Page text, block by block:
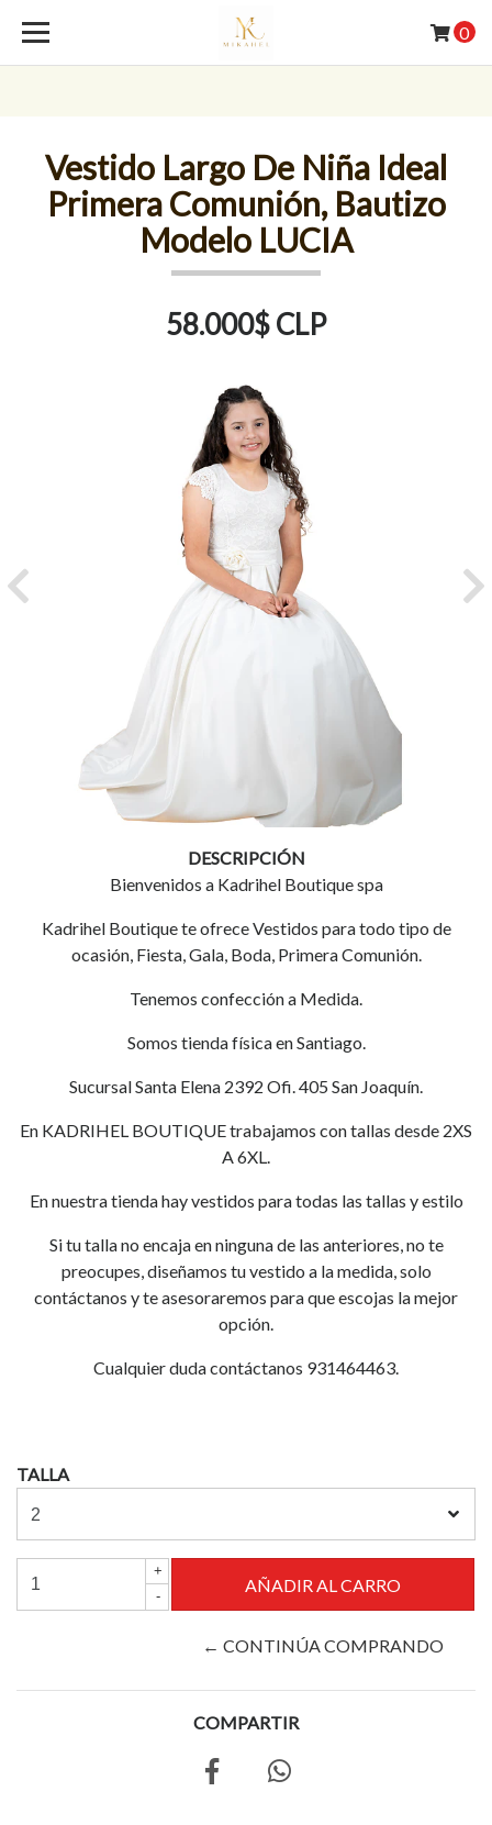
0
Vestido Largo De Niña Ideal
Primera Comunión, Bautizo
Modelo LUCIA
58.000$ CLP
Previous
DESCRIPCIÓN
Bienvenidos a Kadrihel Boutique spa
Kadrihel Boutique te ofrece Vestidos para todo tipo de
ocasión, Fiesta, Gala, Boda, Primera Comunión.
Tenemos confección a Medida.
Somos tienda física en Santiago.
Sucursal Santa Elena 2392 Ofi. 405 San Joaquín.
En KADRIHEL BOUTIQUE trabajamos con tallas desde 2XS
A 6XL.
En nuestra tienda hay vestidos para todas las tallas y estilo
Si tu talla no encaja en ninguna de las anteriores, no te
preocupes, diseñamos tu vestido a la medida, solo
contáctanos y te asesoraremos para que escojas la mejor
opción.
Cualquier duda contáctanos 931464463.
TALLA
+
-
← CONTINÚA COMPRANDO
COMPARTIR